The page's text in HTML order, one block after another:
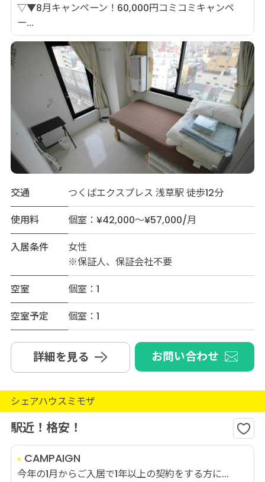
▽▼8月キャンペーン！60,000円コミコミキャンペ
ー...
交通
つくばエクスプレス 浅草駅 徒歩12分
使用料
個室：¥42,000～¥57,000/月
入居条件
女性
※保証人、保証会社不要
空室
個室：1
空室予定
個室：1
詳細を見る お問い合わせ
シェアハウスミモザ
駅近！格安！
CAMPAIGN
今年の1月からご入居で1年以上の契約をする方に...